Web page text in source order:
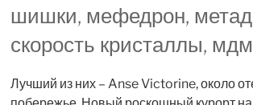
шишки, мефедрон,
скорость кристаллы,
Лучший из них – Anse Victorine, около